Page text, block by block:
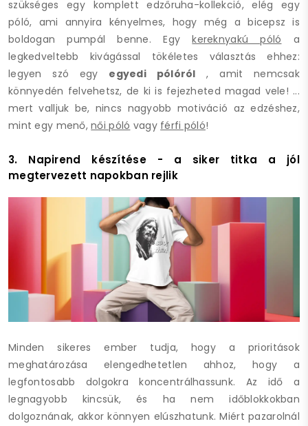
szükséges egy komplett edzőruha-kollekció, elég egy
póló, ami annyira kényelmes, hogy még a bicepsz is
boldogan pumpál benne. Egykereknyakú póló a
legkedveltebb kivágással tökéletes választás ehhez:
legyen szó egy egyedi pólóról , amit nemcsak
könnyedén felvehetsz, de ki is fejezheted magad vele! ...
mert valljuk be, nincs nagyobb motiváció az edzéshez,
mint egy menő,női póló vagy férfi póló!
3. Napirend készítése - a siker titka a jól
megtervezett napokban rejlik
Minden sikeres ember tudja, hogy a prioritások
meghatározása elengedhetetlen ahhoz, hogy a
legfontosabb dolgokra koncentrálhassunk. Az idő a
legnagyobb kincsük, és ha nem időblokkokban
dolgoznának, akkor könnyen elúszhatunk. Miért pazarolnál